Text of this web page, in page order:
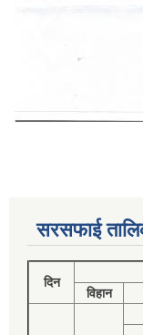
सरसफाई
दिन
विहान